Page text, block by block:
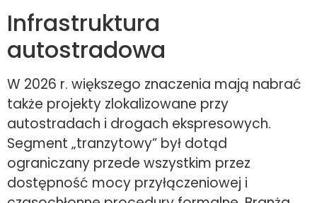
Infrastruktura
autostradowa
W 2026 r. większego znaczenia mają nabrać
także projekty zlokalizowane przy
autostradach i drogach ekspresowych.
Segment „tranzytowy” był dotąd
ograniczany przede wszystkim przez
dostępność mocy przyłączeniowej i